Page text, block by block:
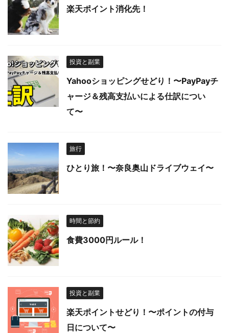
楽天ポイント消化先！
投資と副業
Yahooショッピングせどり！〜PayPayチ
ャージ＆残高支払いによる仕訳につい
て〜
旅行
ひとり旅！〜奈良奥山ドライブウェイ〜
時間と節約
食費3000円ルール！
投資と副業
楽天ポイントせどり！〜ポイントの付与
日について〜